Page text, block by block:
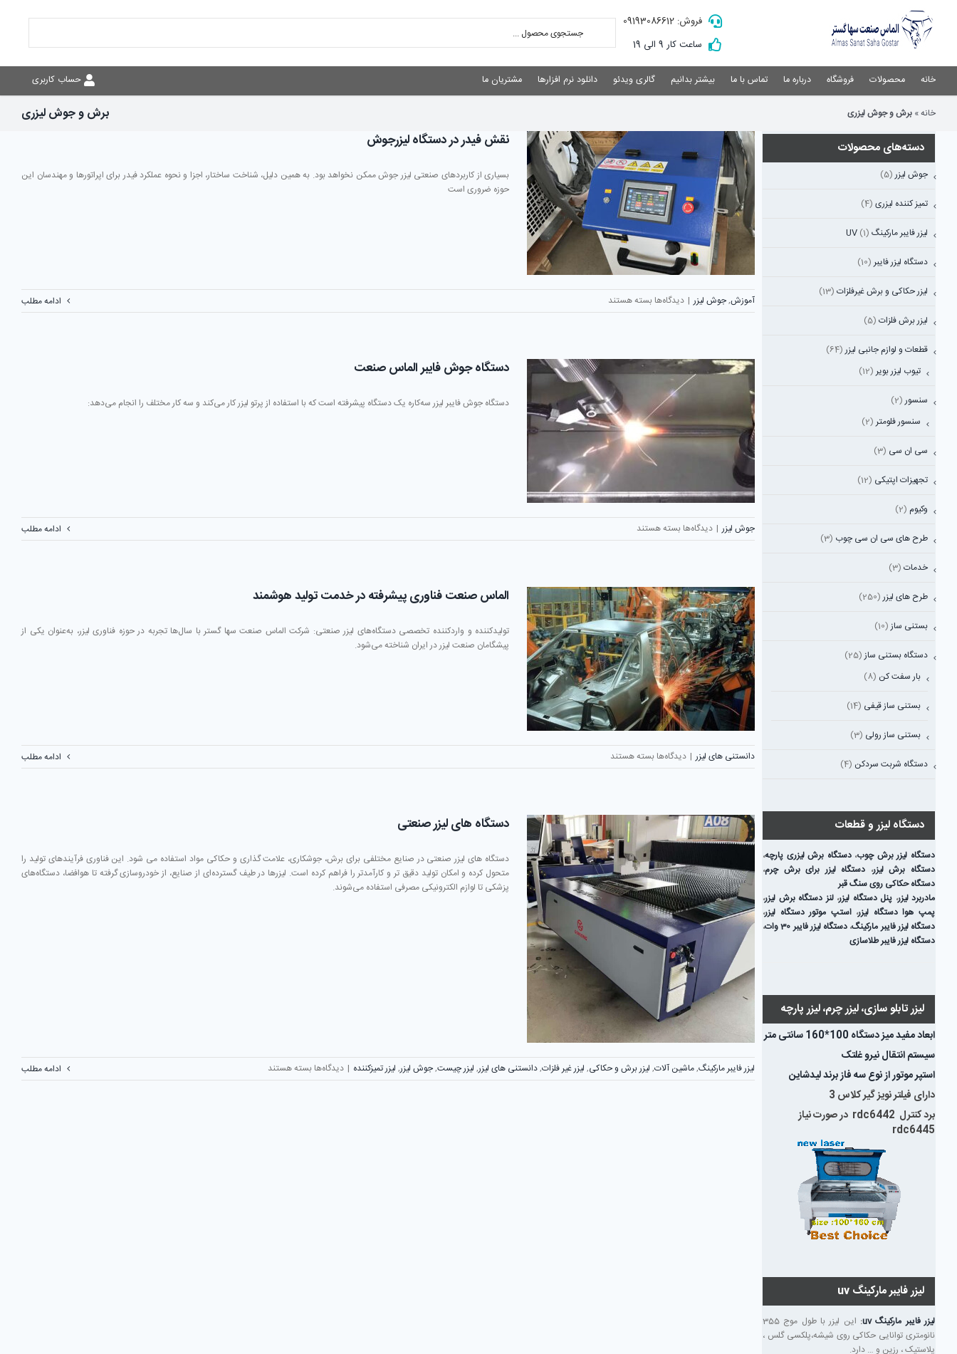
content
فروش: 09193086612
ساعت کار 9 الی 19
خانه محصولات فروشگاه درباره ما تماس با ما بیشتر بدانیم گالری ویدئو دانلود نرم افزارها مشتریان ما حساب کاربری
برش و جوش لیزری خانه» برش و جوش لیزری
نقش فیدر در دستگاه لیزرجوش
بسیاری از کاربردهای صنعتی لیزر جوش ممکن نخواهد بود. به همین دلیل، شناخت ساختار، اجزا و نحوه عملکرد فیدر برای اپراتورها و مهندسان این
حوزه ضروری است
آموزش,جوش لیزر | دیدگاه‌ها برای
نقش
دستگاه
لیزرجوش
بسته هستند ادامه مطلب
دستگاه جوش فایبر الماس صنعت
دستگاه جوش فایبر لیزر سه‌کاره یک دستگاه پیشرفته است که با استفاده از پرتو لیزر کار می‌کند و سه کار مختلف را انجام می‌دهد:
جوش لیزر | دیدگاه‌ها برای
دستگاه
الماس
صنعت
بسته هستند ادامه مطلب
الماس صنعت فناوری پیشرفته در خدمت تولید هوشمند
تولیدکننده و واردکننده تخصصی دستگاه‌های لیزر صنعتی: شرکت الماس صنعت سها گستر با سال‌ها تجربه در حوزه فناوری لیزر، به‌عنوان یکی از
پیشگامان صنعت لیزر در ایران شناخته می‌شود.
دانستنی های لیزر | دیدگاه‌ها برای
الماس
پیشرفته
در
خدمت
تولید
هوشمند
بسته هستند ادامه مطلب
دستگاه های لیزر صنعتی
دستگاه های لیزر صنعتی در صنایع مختلفی برای برش، جوشکاری، علامت گذاری و حکاکی مواد استفاده می شود. این فناوری فرآیندهای تولید را
متحول کرده و امکان تولید دقیق تر و کارآمدتر را فراهم کرده است. لیزرها در طیف گسترده‌ای از صنایع، از خودروسازی گرفته تا هوافضا، دستگاه‌های
پزشکی تا لوازم الکترونیکی مصرفی استفاده می‌شوند.
لیزر فایبر مارکینگ,ماشین آلات, لیزر برش و حکاکی, لیزر غیر فلزات,دانستنی های لیزر, لیزر چیست,جوش لیزر, لیزر تمیزکننده | دیدگاه‌ها برای
دستگاه
بسته هستند ادامه مطلب
دسته‌های محصولات
جوش لیزر (5)
تمیز کننده لیزری (4)
لیزر فایبر مارکینگ UV (1)
دستگاه لیزر فایبر (10)
لیزر حکاکی و برش غیرفلزات (13)
لیزر برش فلزات (5)
قطعات و لوازم جانبی لیزر (64)
تیوب لیزر بویر (12)
سنسور (2)
سنسور فلومتر (2)
سی ان سی (3)
تجهیزات اپتیکی (12)
وکیوم (2)
طرح های سی ان سی چوب (3)
خدمات (3)
طرح های لیزر (250)
بستنی ساز (10)
دستگاه بستنی ساز (25)
بار سفت کن (8)
بستنی ساز قیفی (14)
بستنی ساز رولی (3)
دستگاه شربت سردکن (4)
دستگاه لیزر و قطعات
دستگاه لیزر برش چوب،دستگاه برش لیزری پارچه،
دستگاه برش لیزر، دستگاه لیزر برای برش چرم،
دستگاه حکاکی روی سنگ قبر
مادربرد لیزر، پنل دستگاه لیزر،لنز دستگاه برش لیزر،
پمپ هوا دستگاه لیزر،استپ موتور دستگاه لیزر،
دستگاه لیزر فایبر مارکینگ، دستگاه لیزر فایبر 30 وات
،
دستگاه لیزر فایبر طلاسازی
لیزر تابلو سازی، لیزر چرم، لیزر پارچه
ابعاد مفید میز دستگاه 100*160 سانتی متر
سیستم انتقال نیرو غلتک
استپر موتور از نوع سه فاز برند لیدشاین
دارای فیلتر نویز گیر کلاس 3
برد کنترل rdc6442 در صورت نیاز
rdc6445
لیزر فایبر مارکینگ uv
لیزر فایبر مارکینگ uv :
این لیزر با طول موج 355
نانومتری توانایی حکاکی روی شیشه،پلکسی گلس ،
پلاستیک ، رزین و … دارد.